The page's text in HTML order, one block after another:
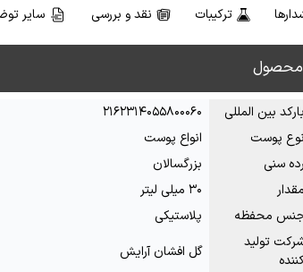
ترکیبات نقد و بررسی سایر
بارکد بین المللی
۲۱۶۲۳۱۴۰۵۵۸۰۰۰۶۰
نوع پوست
انواع پوست
رده سنی
بزرگسالان
مقدار
۳۰ میلی لیتر
محفظه
پلاستیکی
تولید
گل افشان آرایش